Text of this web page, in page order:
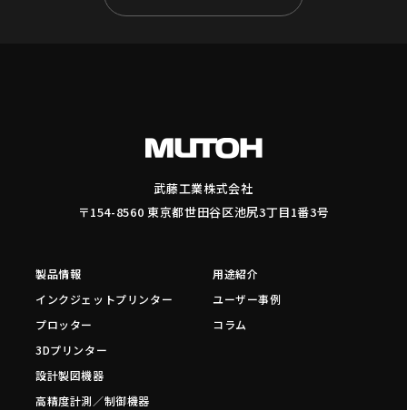
武藤工業株式会社
〒154-8560 東京都世田谷区池尻3丁目1番3号
製品情報
インクジェットプリンター
プロッター
3Dプリンター
設計製図機器
高精度計測／制御機器
用途紹介
ユーザー事例
コラム